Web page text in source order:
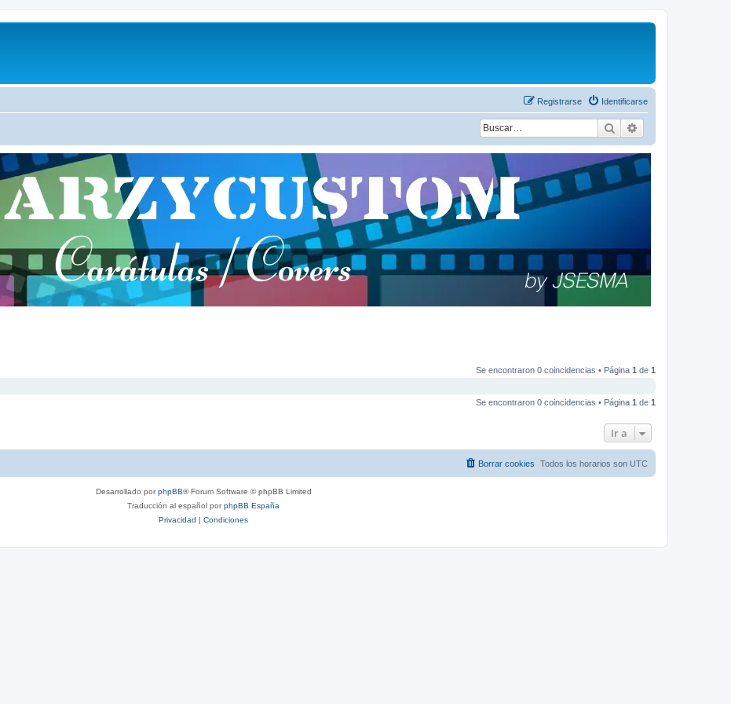
Identificarse
Registrarse
Buscar
Se encontraron 0 coincidencias • Página 1 de 1
Se encontraron 0 coincidencias • Página 1 de 1
Ir a
Todos los horarios son UTC
Borrar cookies
Desarrollado porphpBB® Forum Software © phpBB Limited
Traducción al español porphpBB España
Privacidad | Condiciones